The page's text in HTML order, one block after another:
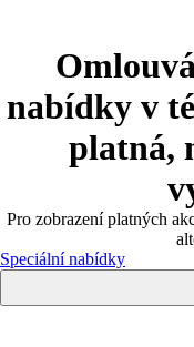
nabídky v
platná,
Pro zobrazení platných
Speciální nabídky